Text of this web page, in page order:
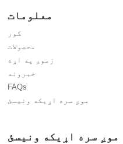
معلومات
کور
محصولات
زموږ په اړه
خبرونه
FAQs
موږ سره اړیکه ونیسئ
موږ سره اړیکه ونیسئ